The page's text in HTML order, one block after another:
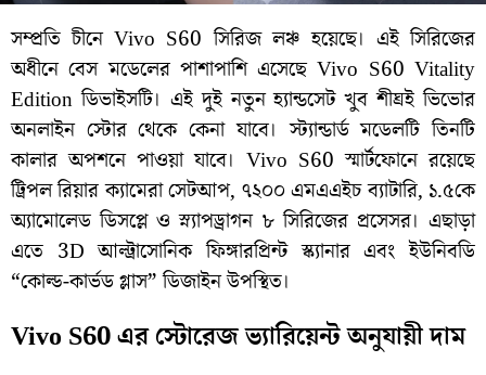
সম্প্রতি চীনে Vivo S60 সিরিজ লঞ্চ হয়েছে। এই সিরিজের
অধীনে বেস মডেলের পাশাপাশি এসেছে Vivo S60 Vitality
Edition ডিভাইসটি। এই দুই নতুন হ্যান্ডসেট খুব শীঘ্রই ভিভোর
অনলাইন স্টোর থেকে কেনা যাবে। স্ট্যান্ডার্ড মডেলটি তিনটি
কালার অপশনে পাওয়া যাবে। Vivo S60 স্মার্টফোনে রয়েছে
ট্রিপল রিয়ার ক্যামেরা সেটআপ, ৭২০০ এমএএইচ ব্যাটারি, ১.৫কে
অ্যামোলেড ডিসপ্লে ও স্ন্যাপড্রাগন ৮ সিরিজের প্রসেসর। এছাড়া
এতে 3D আল্ট্রাসোনিক ফিঙ্গারপ্রিন্ট স্ক্যানার এবং ইউনিবডি
“কোল্ড-কার্ভড গ্লাস” ডিজাইন উপস্থিত।
Vivo S60 এর স্টোরেজ ভ্যারিয়েন্ট অনুযায়ী দাম